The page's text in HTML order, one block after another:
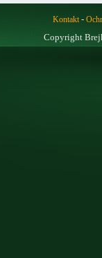
Kontakt-
Copyright